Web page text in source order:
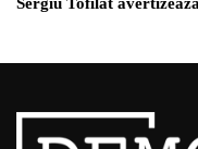
Sergiu Tofilat